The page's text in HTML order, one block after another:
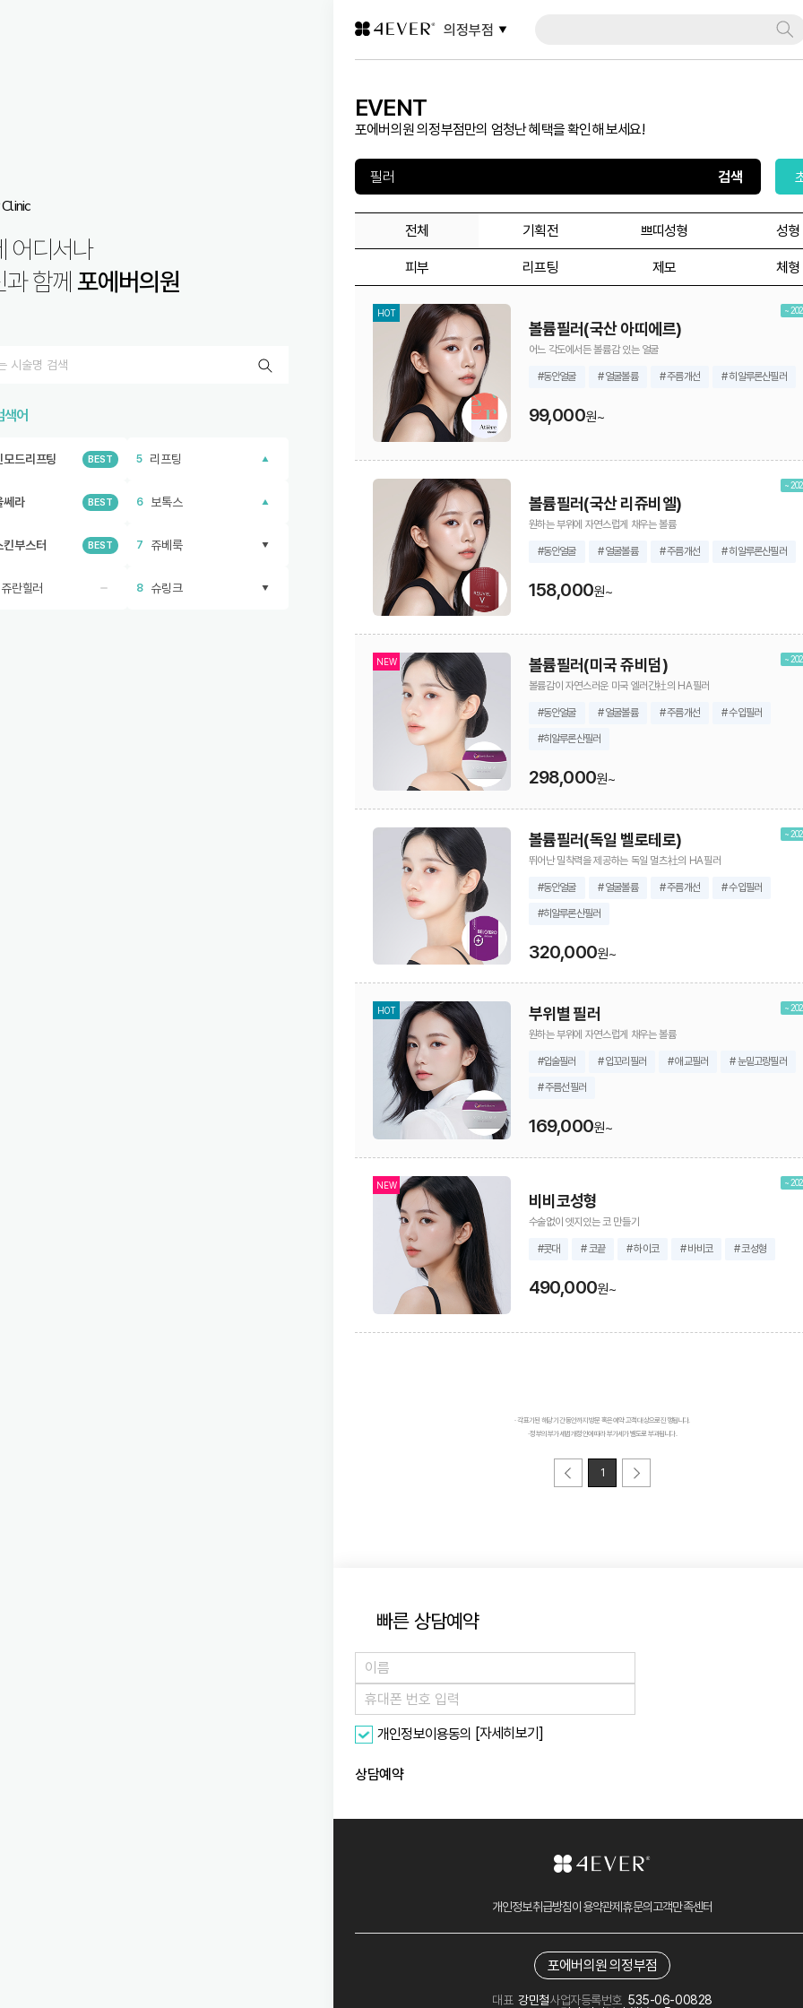
어디서나
과 함께포에버의원
색어
모드리프팅 BEST 5 리프팅
쎄라 BEST 6 보톡스
킨부스터 BEST 7 쥬베룩
란힐러 8 슈링크
의정부점
EVENT
포에버의원 의정부점만의 엄청난 혜택을 확인해 보세요!
전체 기획전 쁘띠성형 성형
피부 리프팅 제모 체형
HOT
볼륨필러(국산 아띠에르)
어느 각도에서든 볼륨감 있는 얼굴
~
#동안얼굴 # 얼굴볼륨 # 주름개선 # 히알루론산필러
99,000원~
볼륨필러(국산 리쥬비엘)
원하는 부위에 자연스럽게 채우는 볼륨
~
#동안얼굴 # 얼굴볼륨 # 주름개선 # 히알루론산필러
158,000원~
NEW 볼륨필러(미국 쥬비덤)
볼륨감이 자연스러운 미국 엘러간社의 HA필러
~
#동안얼굴 # 얼굴볼륨 # 주름개선 # 수입필러
#히알루론산필러
298,000원~
볼륨필러(독일 벨로테로)
뛰어난 밀착력을 제공하는 독일 멀츠社의 HA필러
~
#동안얼굴 # 얼굴볼륨 # 주름개선 # 수입필러
#히알루론산필러
320,000원~
HOT 부위별 필러
원하는 부위에 자연스럽게 채우는 볼륨
~
#입술필러 # 입꼬리필러 # 애교필러 # 눈밑고랑필러
# 주름선필러
169,000원~
NEW
비비코성형
수술없이 엣지있는 코 만들기
~
#콧대 # 코끝 # 하이코 # 바비코 # 코성형
490,000원~
· 각 표기된 해당 기간 동안까지 방문 혹은 예약 고객 대상으로 진행됩니다.
· 정부의 부가세법 개정안에 따라 부가세가 별도로 부과됩니다.
1
빠른 상담예약
개인정보이용동의 [자세히보기]
상담예약
개인정보취급방침이용약관제휴문의고객만족센터
포에버의원 의정부점
대표 강민철사업자등록번호 535-06-00828